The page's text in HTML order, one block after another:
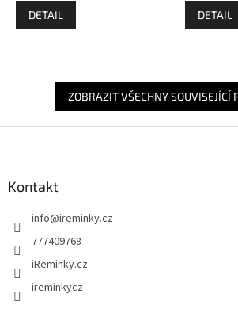
DETAIL DETAIL
ZOBRAZIT VŠECHNY SOUVISEJÍCÍ
Kontakt
info@ireminky.cz
777409768
iReminky.cz
ireminkycz